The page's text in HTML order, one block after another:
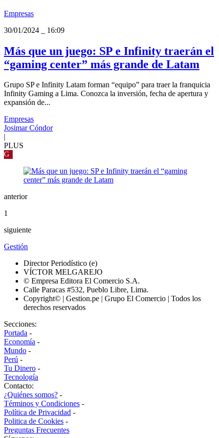
Empresas
30/01/2024
16:09
Más que un juego: SP e Infinity traerán el
“gaming center” más grande de Latam
Grupo SP e Infinity Latam forman “equipo” para traer la franquicia
Infinity Gaming a Lima. Conozca la inversión, fecha de apertura y
expansión de...
Empresas
Josimar Cóndor
PLUS
G
anterior
1
siguiente
Gestión
Director Periodístico (e)
VÍCTOR MELGAREJO
© Empresa Editora El Comercio S.A.
Calle Paracas #532, Pueblo Libre, Lima.
Copyright© | Gestion.pe | Grupo El Comercio | Todos los
derechos reservados
Secciones:
Portada -
Economía -
Mundo -
Perú -
Tu Dinero -
Tecnología
Contacto:
¿Quiénes somos? -
Términos y Condiciones -
Política de Privacidad -
Politica de Cookies -
Preguntas Frecuentes